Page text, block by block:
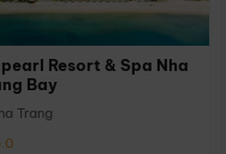
Resort & Spa Nha
Bay
Trang